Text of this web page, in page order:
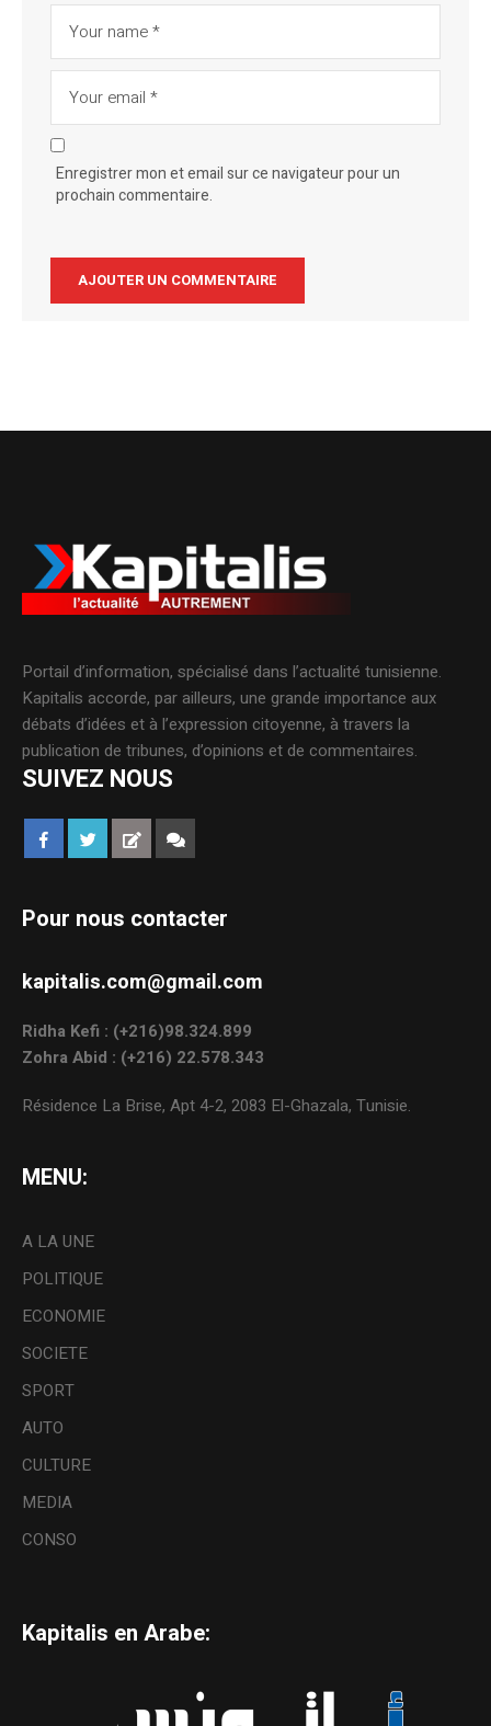
Enregistrer mon et email sur ce navigateur pour un
prochain commentaire.
Portail d’information, spécialisé dans l’actualité tunisienne.
Kapitalis accorde, par ailleurs, une grande importance aux
débats d’idées et à l’expression citoyenne, à travers la
publication de tribunes, d’opinions et de commentaires.
SUIVEZ NOUS
Pour nous contacter
kapitalis.com@gmail.com
Ridha Kefi : (+216)98.324.899
Zohra Abid : (+216) 22.578.343
Résidence La Brise, Apt 4-2, 2083 El-Ghazala, Tunisie.
MENU:
A LA UNE
POLITIQUE
ECONOMIE
SOCIETE
SPORT
AUTO
CULTURE
MEDIA
CONSO
Kapitalis en Arabe: